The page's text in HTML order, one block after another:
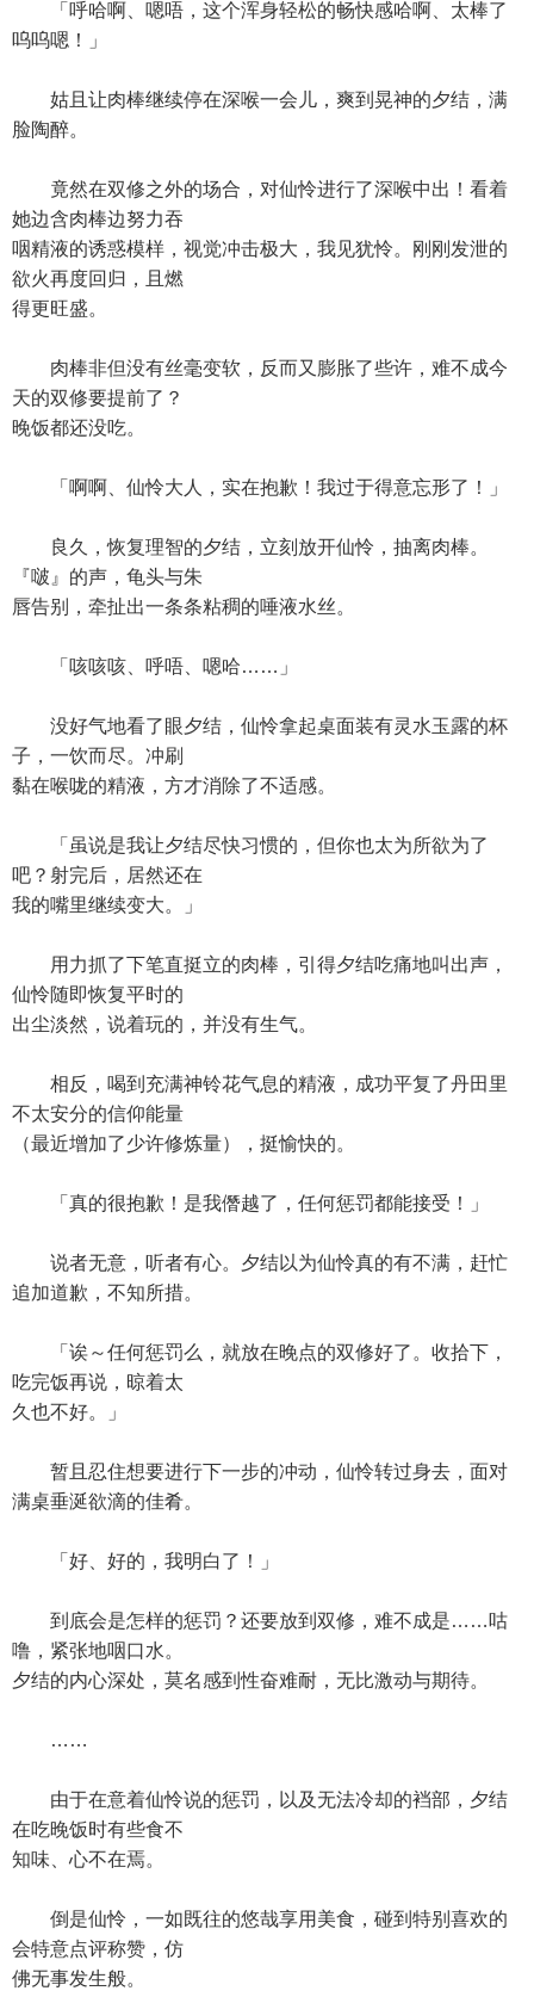
「呼哈啊、嗯唔，这个浑身轻松的畅快感哈啊、太棒了
呜呜嗯！」
姑且让肉棒继续停在深喉一会儿，爽到晃神的夕结，满
脸陶醉。
竟然在双修之外的场合，对仙怜进行了深喉中出！看着
她边含肉棒边努力吞
咽精液的诱惑模样，视觉冲击极大，我见犹怜。刚刚发泄的
欲火再度回归，且燃
得更旺盛。
肉棒非但没有丝毫变软，反而又膨胀了些许，难不成今
天的双修要提前了？
晚饭都还没吃。
「啊啊、仙怜大人，实在抱歉！我过于得意忘形了！」
良久，恢复理智的夕结，立刻放开仙怜，抽离肉棒。
『啵』的声，龟头与朱
唇告别，牵扯出一条条粘稠的唾液水丝。
「咳咳咳、呼唔、嗯哈……」
没好气地看了眼夕结，仙怜拿起桌面装有灵水玉露的杯
子，一饮而尽。冲刷
黏在喉咙的精液，方才消除了不适感。
「虽说是我让夕结尽快习惯的，但你也太为所欲为了
吧？射完后，居然还在
我的嘴里继续变大。」
用力抓了下笔直挺立的肉棒，引得夕结吃痛地叫出声，
仙怜随即恢复平时的
出尘淡然，说着玩的，并没有生气。
相反，喝到充满神铃花气息的精液，成功平复了丹田里
不太安分的信仰能量
（最近增加了少许修炼量），挺愉快的。
「真的很抱歉！是我僭越了，任何惩罚都能接受！」
说者无意，听者有心。夕结以为仙怜真的有不满，赶忙
追加道歉，不知所措。
「诶～任何惩罚么，就放在晚点的双修好了。收拾下，
吃完饭再说，晾着太
久也不好。」
暂且忍住想要进行下一步的冲动，仙怜转过身去，面对
满桌垂涎欲滴的佳肴。
「好、好的，我明白了！」
到底会是怎样的惩罚？还要放到双修，难不成是……咕
噜，紧张地咽口水。
夕结的内心深处，莫名感到性奋难耐，无比激动与期待。
……
由于在意着仙怜说的惩罚，以及无法冷却的裆部，夕结
在吃晚饭时有些食不
知味、心不在焉。
倒是仙怜，一如既往的悠哉享用美食，碰到特别喜欢的
会特意点评称赞，仿
佛无事发生般。